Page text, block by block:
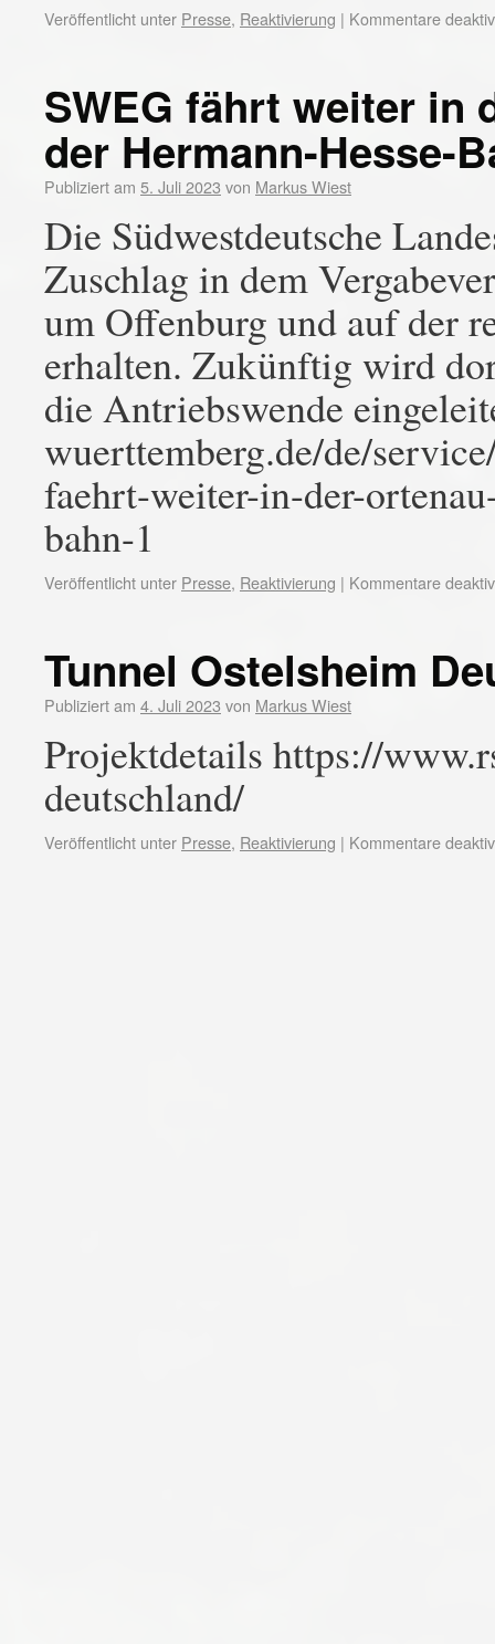
Veröffentlicht unter Presse, Reaktivierung | Kommentare
SWEG fährt weiter in
der Hermann-Hesse-
Publiziert am 5. Juli 2023 von Markus Wiest
Die Südwestdeutsche
Zuschlag in dem
um Offenburg und auf der
erhalten. Zukünftig wird
die Antriebswende
wuerttemberg.de/de/
faehrt-weiter-in-der-
bahn-1
Veröffentlicht unter Presse, Reaktivierung | Kommentare
Tunnel Ostelsheim
Publiziert am 4. Juli 2023 von Markus Wiest
Projektdetails https://
deutschland/
Veröffentlicht unter Presse, Reaktivierung | Kommentare